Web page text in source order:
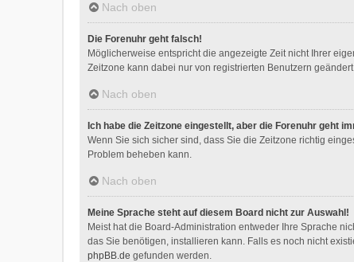
Nach oben
Die Forenuhr geht falsch!
Möglicherweise entspricht die angezeigte Zeit nicht Ihrer
Zeitzone kann dabei nur von registrierten Benutzern
Nach oben
Ich habe die Zeitzone eingestellt, aber die Forenuhr geht
Wenn Sie sich sicher sind, dass Sie die Zeitzone richtig
Problem beheben kann.
Nach oben
Meine Sprache steht auf diesem Board nicht zur Auswahl!
Meist hat die Board-Administration entweder Ihre Sprache
das Sie benötigen, installieren kann. Falls es noch nicht
phpBB.de gefunden werden.